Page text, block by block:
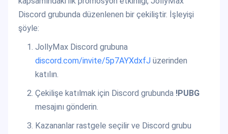
Discord grubunda düzenlenen bir çekiliştir. İşleyişi
şöyle:
JollyMax Discord grubuna
discord.com/invite/5p7AYXdxfJüzerinden
katılın.
Çekilişe katılmak için Discord grubunda !PUBG
mesajını gönderin.
Kazananlar rastgele seçilir ve Discord grubu